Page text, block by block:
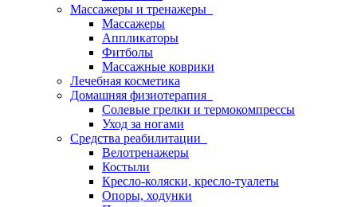
Массажеры и тренажеры
Массажеры
Аппликаторы
Фитболы
Массажные коврики
Лечебная косметика
Домашняя физиотерапия
Солевые грелки и термокомпрессы
Уход за ногами
Средства реабилитации
Велотренажеры
Костыли
Кресло-коляски, кресло-туалеты
Опоры, ходунки